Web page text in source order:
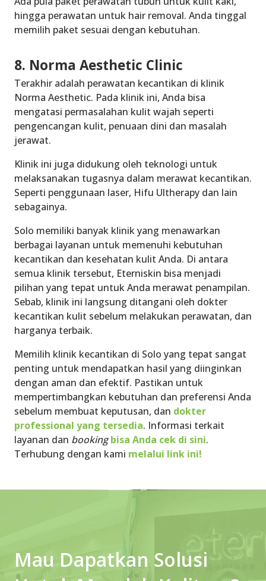
hingga perawatan untuk hair removal. Anda tinggal
memilih paket sesuai dengan kebutuhan.
8. Norma Aesthetic Clinic
Terakhir adalah perawatan kecantikan di klinik
Norma Aesthetic. Pada klinik ini, Anda bisa
mengatasi permasalahan kulit wajah seperti
pengencangan kulit, penuaan dini dan masalah
jerawat.
Klinik ini juga didukung oleh teknologi untuk
melaksanakan tugasnya dalam merawat kecantikan.
Seperti penggunaan laser, Hifu Ultherapy dan lain
sebagainya.
Solo memiliki banyak klinik yang menawarkan
berbagai layanan untuk memenuhi kebutuhan
kecantikan dan kesehatan kulit Anda. Di antara
semua klinik tersebut, Eterniskin bisa menjadi
pilihan yang tepat untuk Anda merawat penampilan.
Sebab, klinik ini langsung ditangani oleh dokter
kecantikan kulit sebelum melakukan perawatan, dan
harganya terbaik.
Memilih klinik kecantikan di Solo yang tepat sangat
penting untuk mendapatkan hasil yang diinginkan
dengan aman dan efektif. Pastikan untuk
mempertimbangkan kebutuhan dan preferensi Anda
sebelum membuat keputusan, dan dokter
professional yang tersedia. Informasi terkait
layanan dan bookingbisa Anda cek di sini.
Terhubung dengan kami melalui link ini!
Mau Dapatkan Solusi